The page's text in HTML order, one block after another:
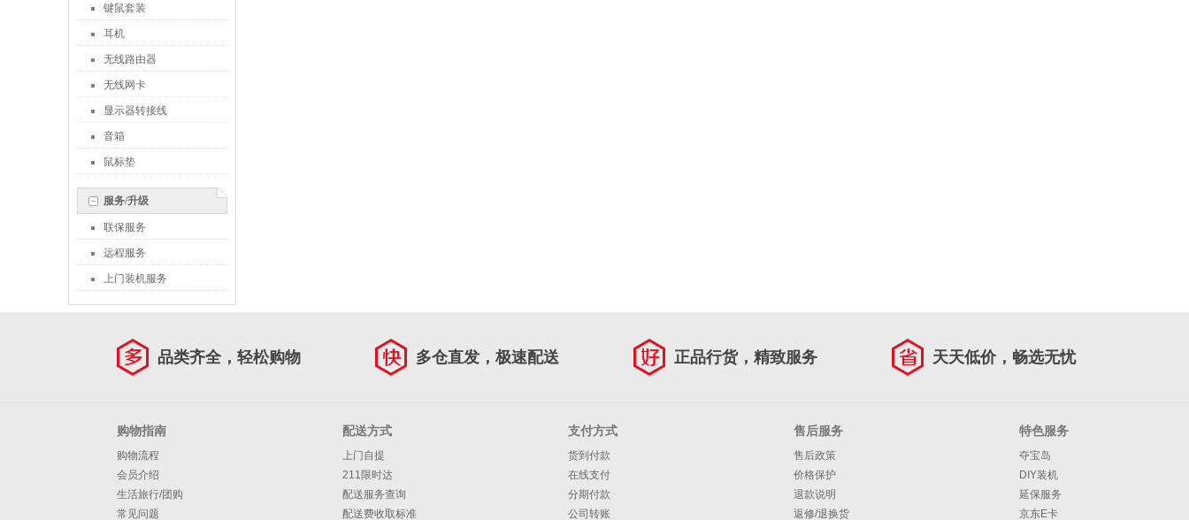
键鼠套装
耳机
无线路由器
无线网卡
显示器转接线
音箱
鼠标垫
服务/升级
联保服务
远程服务
上门装机服务
品类齐全，轻松购物 多仓直发，极速配送 正品行货，精致服务 天天低价，畅选无忧
购物指南
购物流程
会员介绍
生活旅行/团购
常见问题
配送方式
上门自提
211限时达
配送服务查询
配送费收取标准
支付方式
货到付款
在线支付
分期付款
公司转账
售后服务
售后政策
价格保护
退款说明
返修/退换货
特色服务
夺宝岛
DIY装机
延保服务
京东E卡